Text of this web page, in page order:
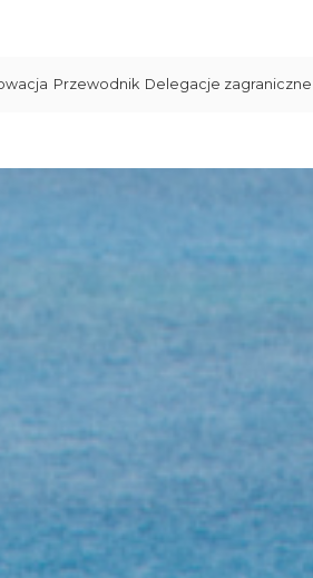
Przewodnik Delegacje zagraniczne